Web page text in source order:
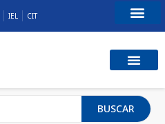
IEL CIT
BUSCAR